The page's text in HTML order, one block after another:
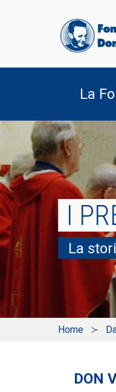
La
I
La
Home
DON